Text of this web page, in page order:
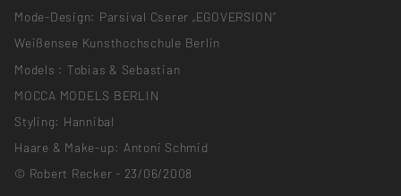
Mode-Design: Parsival Cserer „EGOVERSION“
Weißensee Kunsthochschule Berlin
Models : Tobias & Sebastian
MOCCA MODELS BERLIN
Styling: Hannibal
Haare & Make-up: Antoni Schmid
© Robert Recker - 23/06/2008